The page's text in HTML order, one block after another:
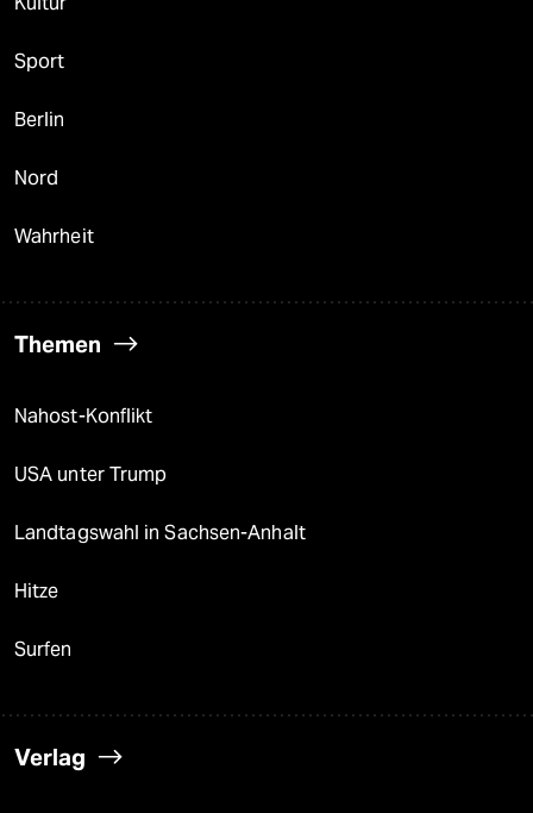
Sport
Berlin
Nord
Wahrheit
Themen
Nahost-Konflikt
USA unter Trump
Landtagswahl in Sachsen-Anhalt
Hitze
Surfen
Verlag